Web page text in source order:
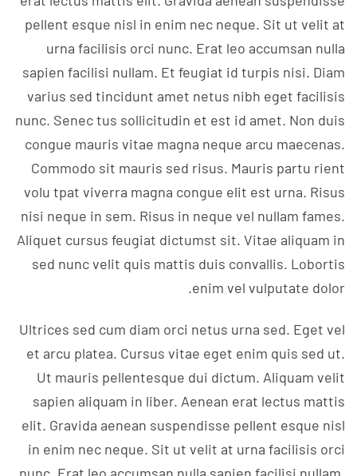
pellent esque nisl in enim nec neque. Sit ut velit at
urna facilisis orci nunc. Erat leo accumsan nulla
sapien facilisi nullam. Et feugiat id turpis nisi. Diam
varius sed tincidunt amet netus nibh eget facilisis
nunc. Senec tus sollicitudin et est id amet. Non duis
congue mauris vitae magna neque arcu maecenas.
Commodo sit mauris sed risus. Mauris partu rient
volu tpat viverra magna congue elit est urna. Risus
nisi neque in sem. Risus in neque vel nullam fames.
Aliquet cursus feugiat dictumst sit. Vitae aliquam in
sed nunc velit quis mattis duis convallis. Lobortis
enim vel vulputate dolor.
Ultrices sed cum diam orci netus urna sed. Eget vel
et arcu platea. Cursus vitae eget enim quis sed ut.
Ut mauris pellentesque dui dictum. Aliquam velit
sapien aliquam in liber. Aenean erat lectus mattis
elit. Gravida aenean suspendisse pellent esque nisl
in enim nec neque. Sit ut velit at urna facilisis orci